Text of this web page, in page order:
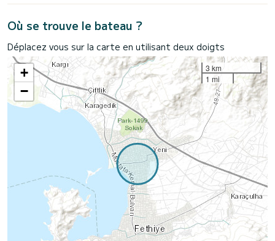
Où se trouve le bateau ?
Déplacez vous sur la carte en utilisant deux doigts
+
−
3 km
1 mi